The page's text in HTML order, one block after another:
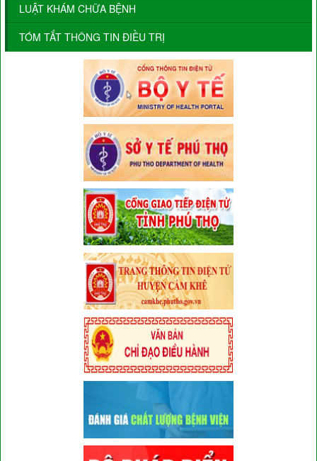
LUẬT KHÁM CHỮA BỆNH
TÓM TẮT THÔNG TIN ĐIỀU TRỊ